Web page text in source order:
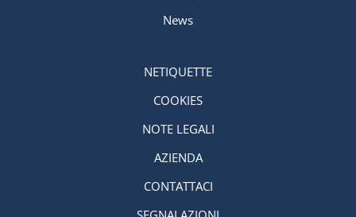
News
NETIQUETTE
COOKIES
NOTE LEGALI
AZIENDA
CONTATTACI